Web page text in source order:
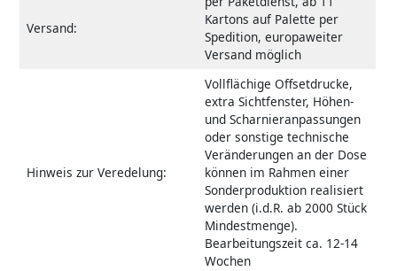
Versand:
Kartons auf Palette per
Spedition, europaweiter
Versand möglich
Hinweis zur Veredelung:
Vollflächige Offsetdrucke,
extra Sichtfenster, Höhen-
und Scharnieranpassungen
oder sonstige technische
Veränderungen an der Dose
können im Rahmen einer
Sonderproduktion realisiert
werden (i.d.R. ab 2000 Stück
Mindestmenge).
Bearbeitungszeit ca. 12-14
Wochen